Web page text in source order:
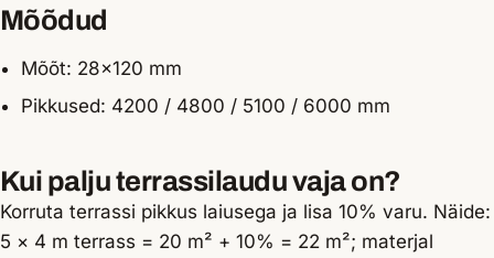
Mõõdud
Mõõt: 28×120 mm
Pikkused: 4200 / 4800 / 5100 / 6000 mm
Kui palju terrassilaudu vaja on?
Korruta terrassi pikkus laiusega ja lisa 10% varu. Näide:
5 × 4 m terrass = 20 m² + 10% = 22 m²; materjal